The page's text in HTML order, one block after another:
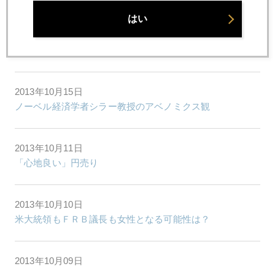
2013年10月16日
2013年10月15日
ノーベル経済学者シラー教授のアベノミクス観
2013年10月11日
「心地良い」円売り
2013年10月10日
米大統領もＦＲＢ議長も女性となる可能性は？
2013年10月09日
はい